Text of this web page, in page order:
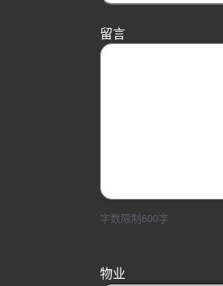
留言
字数限制600字
物业